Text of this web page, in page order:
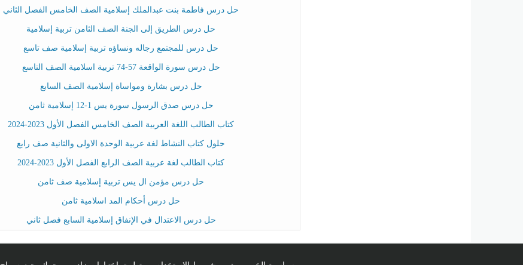
حل درس فاطمة بنت عبدالملك إسلامية الصف الخامس الفصل الثاني
حل درس الطريق إلى الجنة الصف الثامن تربية إسلامية
حل درس للمجتمع رجاله ونساؤه تربية إسلامية صف تاسع
حل درس سورة الواقعة 57-74 تربية اسلامية الصف التاسع
حل درس بشارة ومواساة إسلامية الصف السابع
حل درس صدق الرسول سورة يس 1-12 إسلامية ثامن
كتاب الطالب اللغة العربية الصف الخامس الفصل الأول 2023-2024
حلول كتاب النشاط لغة عربية الوحدة الاولى والثانية صف رابع
كتاب الطالب لغة عربية الصف الرابع الفصل الأول 2023-2024
حل درس مؤمن ال يس تربية إسلامية صف ثامن
حل درس أحكام المد اسلامية ثامن
حل درس الاعتدال في الإنفاق إسلامية السابع فصل ثاني